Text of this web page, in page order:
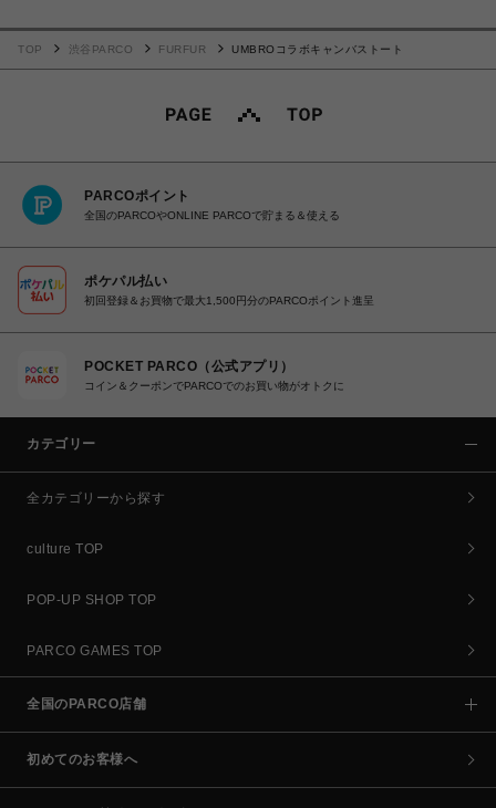
TOP 渋谷PARCO FURFUR UMBROコラボキャンバストート
PARCOポイント
全国のPARCOやONLINE PARCOで貯まる＆使える
ポケパル払い
初回登録＆お買物で最大1,500円分のPARCOポイント進呈
POCKET PARCO（公式アプリ）
コイン＆クーポンでPARCOでのお買い物がオトクに
カテゴリー
全カテゴリーから探す
culture TOP
POP-UP SHOP TOP
PARCO GAMES TOP
全国のPARCO店舗
初めてのお客様へ